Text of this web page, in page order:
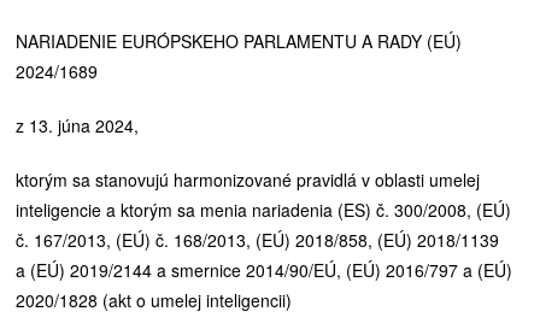
NARIADENIE EURÓPSKEHO PARLAMENTU A RADY (EÚ)
2024/1689
z 13. júna 2024,
ktorým sa stanovujú harmonizované pravidlá v oblasti umelej
inteligencie a ktorým sa menia nariadenia (ES) č. 300/2008, (EÚ)
č. 167/2013, (EÚ) č. 168/2013, (EÚ) 2018/858, (EÚ) 2018/1139
a (EÚ) 2019/2144 a smernice 2014/90/EÚ, (EÚ) 2016/797 a (EÚ)
2020/1828 (akt o umelej inteligencii)